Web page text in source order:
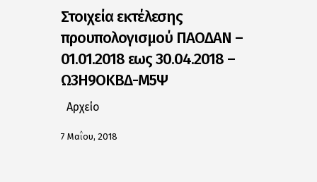
Στοιχεία εκτέλεσης
προυπολογισμού ΠΑΟΔΑΝ –
01.01.2018 εως 30.04.2018 –
Ω3Η9ΟΚΒΔ-Μ5Ψ
Αρχείο
7 Μαΐου, 2018